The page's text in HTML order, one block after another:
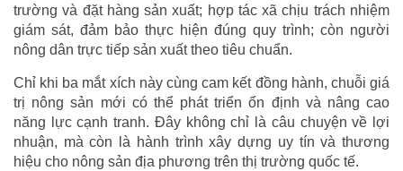
trường và đặt hàng sản xuất; hợp tác xã chịu trách nhiệm
giám sát, đảm bảo thực hiện đúng quy trình; còn người
nông dân trực tiếp sản xuất theo tiêu chuẩn.
Chỉ khi ba mắt xích này cùng cam kết đồng hành, chuỗi giá
trị nông sản mới có thể phát triển ổn định và nâng cao
năng lực cạnh tranh. Đây không chỉ là câu chuyện về lợi
nhuận, mà còn là hành trình xây dựng uy tín và thương
hiệu cho nông sản địa phương trên thị trường quốc tế.